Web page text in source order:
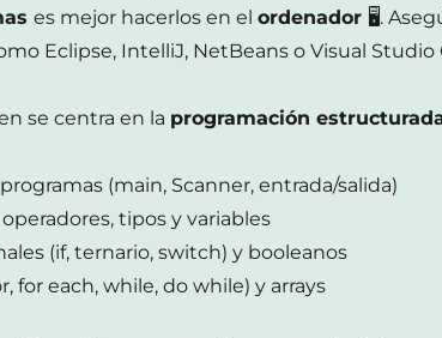
es mejor hacerlos en elordenador 🖥.
Eclipse, IntelliJ, NetBeans o Visual Studio
se centra en la programación
(main, Scanner, entrada/salida)
tipos y variables
(if, ternario, switch) y booleanos
for each, while, do while) y arrays